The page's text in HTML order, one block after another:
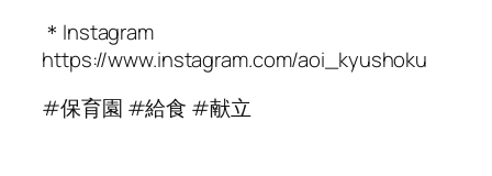
＊Instagram
https://www.instagram.com/aoi_kyushoku
#保育園 #給食 #献立